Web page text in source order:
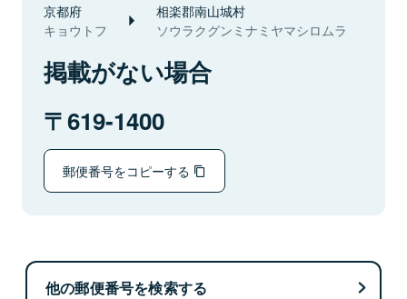
京都府
キョウトフ
相楽郡南山城村
ソウラクグンミナミヤマシロムラ
掲載がない場合
619-1400
郵便番号をコピーする
他の郵便番号を検索する